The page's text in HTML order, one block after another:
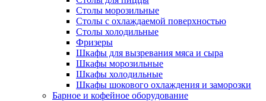
Столы морозильные
Столы с охлаждаемой поверхностью
Столы холодильные
Фризеры
Шкафы для вызревания мяса и сыра
Шкафы морозильные
Шкафы холодильные
Шкафы шокового охлаждения и заморозки
Барное и кофейное оборудование